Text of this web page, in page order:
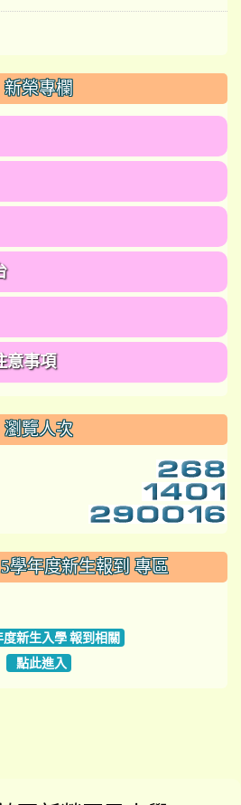
新榮專欄
意事項
瀏覽人次
學年度新生報到 專區
度新生入學 報到相關
點此進入